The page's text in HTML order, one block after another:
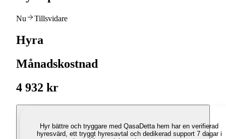
Nu Tillsvidare
Hyra
Månadskostnad
4 932 kr
Hyr bättre och tryggare med QasaDetta hem har en verifierad
hyresvärd, ett tryggt hyresavtal och dedikerad support 7 dagar i